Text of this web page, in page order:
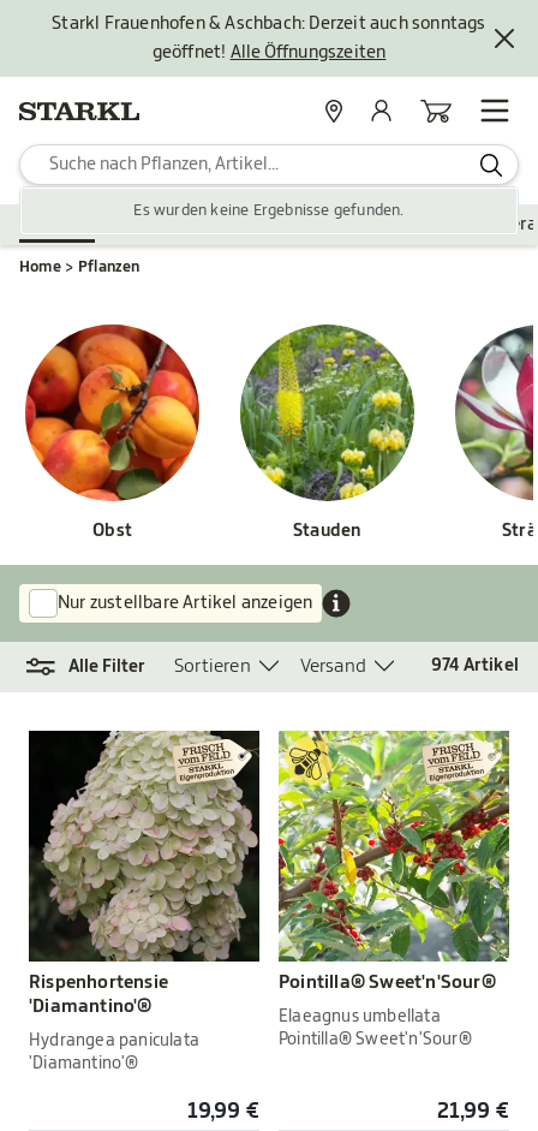
Starkl Frauenhofen & Aschbach: Derzeit auch sonntags
geöffnet! Alle Öffnungszeiten
Es wurden keine Ergebnisse gefunden.
StandorteMein KontoWarenkorb
Zubehör Gartengestaltung
Home Pflanzen
Obst Stauden
Nur zustellbare Artikel anzeigen
Alle Filter Sortieren Versand 974 Artikel
Rispenhortensie
'Diamantino'®
Hydrangea paniculata
'Diamantino'®
19,99 €
Pointilla® Sweet'n'Sour®
Elaeagnus umbellata
Pointilla® Sweet'n'Sour®
21,99 €